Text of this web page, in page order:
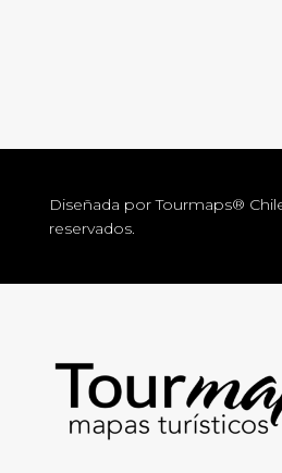
Diseñada por Tourmaps®
reservados.